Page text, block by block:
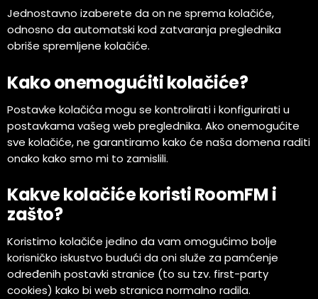
Jednostavno izaberete da on ne sprema kolačiće,
odnosno da automatski kod zatvaranja preglednika
obriše spremljene kolačiće.
Kako onemogućiti kolačiće?
Postavke kolačića mogu se kontrolirati i konfigurirati u
postavkama vašeg web preglednika. Ako onemogućite
sve kolačiće, ne garantiramo kako će naša domena raditi
onako kako smo mi to zamislili.
Kakve kolačiće koristi RoomFM i
zašto?
Koristimo kolačiće jedino da vam omogućimo bolje
korisničko iskustvo budući da oni služe za pamćenje
određenih postavki stranice (to su tzv. first-party
cookies) kako bi web stranica normalno radila.